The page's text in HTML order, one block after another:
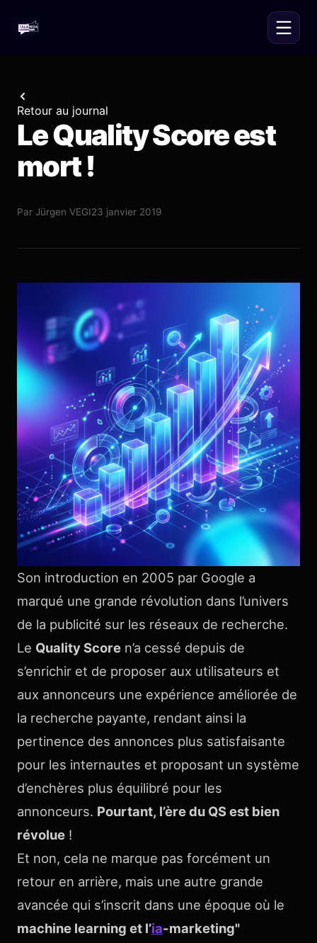
Retour au journal
Le Quality Score est
mort !
Par Jürgen VEGI23 janvier 2019
Son introduction en 2005 par Google a
marqué une grande révolution dans l’univers
de la publicité sur les réseaux de recherche.
Le Quality Score n’a cessé depuis de
s’enrichir et de proposer aux utilisateurs et
aux annonceurs une expérience améliorée de
la recherche payante, rendant ainsi la
pertinence des annonces plus satisfaisante
pour les internautes et proposant un système
d’enchères plus équilibré pour les
annonceurs. Pourtant, l’ère du QS est bien
révolue !
Et non, cela ne marque pas forcément un
retour en arrière, mais une autre grande
avancée qui s’inscrit dans une époque où le
machine learning et l’ia-marketing"